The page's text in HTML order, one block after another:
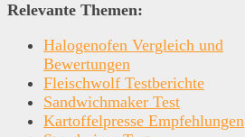
Relevante Themen:
Halogenofen Vergleich und
Bewertungen
Fleischwolf Testberichte
Sandwichmaker Test
Kartoffelpresse Empfehlungen